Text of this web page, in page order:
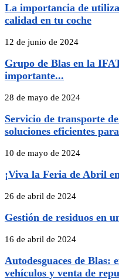
La importancia de
calidad en tu coche
12 de junio de 2024
Grupo de Blas en la
importante...
28 de mayo de 2024
Servicio de transporte
soluciones eficientes
10 de mayo de 2024
¡Viva la Feria de Abril
26 de abril de 2024
Gestión de residuos en
16 de abril de 2024
Autodesguaces de Blas:
vehículos y venta de